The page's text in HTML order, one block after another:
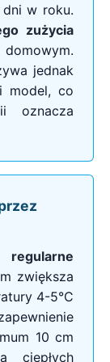
w roku.
zużycia
jednak
model, co
oznacza
regularne
zwiększa
4-5°C
10 cm
ciepłych